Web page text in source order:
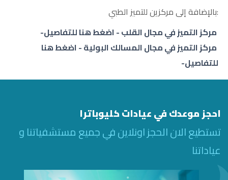
:بالإضافة إلى مركزين للتميز الطبي
مركز التميز في مجال القلب - اضغط هنا للتفاصيل-
مركز التميز في مجال المسالك البولية - اضغط هنا
للتفاصيل-
احجز موعدك في عيادات كليوباترا
تستطيع الان الحجز اونلاين في جميع مستشفياتنا و
عياداتنا